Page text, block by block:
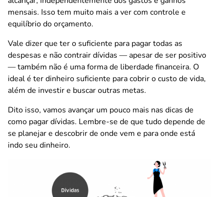
mensais. Isso tem muito mais a ver com controle e
equilíbrio do orçamento.
Vale dizer que ter o suficiente para pagar todas as
despesas e não contrair dívidas — apesar de ser positivo
— também não é uma forma de liberdade financeira. O
ideal é ter dinheiro suficiente para cobrir o custo de vida,
além de investir e buscar outras metas.
Dito isso, vamos avançar um pouco mais nas dicas de
como pagar dívidas. Lembre-se de que tudo depende de
se planejar e descobrir de onde vem e para onde está
indo seu dinheiro.